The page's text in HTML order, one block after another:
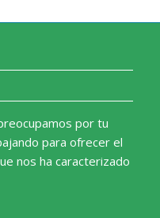
por tu
para ofrecer el
nos ha caracterizado